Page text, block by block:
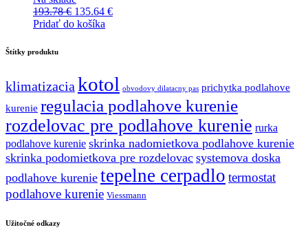
193.78€ Pôvodná
cena
135.64 €Aktuálna
Pridať do košíka
Štítky produktu
klimatizacia kotol obvodovy dilatacny pas prichytka podlahove
kurenie regulacia podlahove kurenie
rozdelovac pre podlahove kurenie rurka
podlahove kurenie skrinka nadomietkova podlahove kurenie
skrinka podomietkova pre rozdelovac systemova doska
podlahove kurenie tepelne cerpadlo termostat
podlahove kurenie Viessmann
Užitočné odkazy